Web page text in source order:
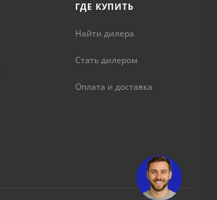
ГДЕ КУПИТЬ
Найти дилера
Стать дилером
Оплата и доставка